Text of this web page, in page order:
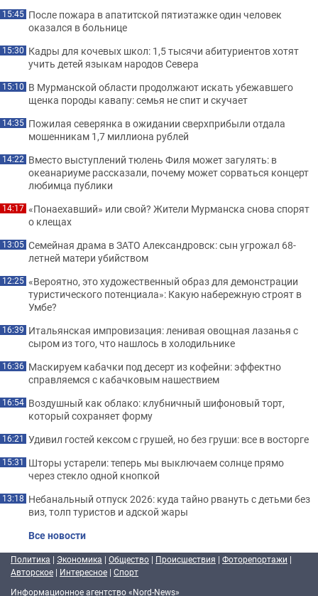
15:45 После пожара в апатитской пятиэтажке один человек
оказался в больнице
15:30 Кадры для кочевых школ: 1,5 тысячи абитуриентов хотят
учить детей языкам народов Севера
15:10 В Мурманской области продолжают искать убежавшего
щенка породы кавапу: семья не спит и скучает
14:35 Пожилая северянка в ожидании сверхприбыли отдала
мошенникам 1,7 миллиона рублей
14:22 Вместо выступлений тюлень Филя может загулять: в
океанариуме рассказали, почему может сорваться концерт
любимца публики
14:17 «Понаехавший» или свой? Жители Мурманска снова спорят
о клещах
13:05 Семейная драма в ЗАТО Александровск: сын угрожал 68-
летней матери убийством
12:25 «Вероятно, это художественный образ для демонстрации
туристического потенциала»: Какую набережную строят в
Умбе?
16:39 Итальянская импровизация: ленивая овощная лазанья с
сыром из того, что нашлось в холодильнике
16:36 Маскируем кабачки под десерт из кофейни: эффектно
справляемся с кабачковым нашествием
16:54 Воздушный как облако: клубничный шифоновый торт,
который сохраняет форму
16:21 Удивил гостей кексом с грушей, но без груши: все в восторге
15:31 Шторы устарели: теперь мы выключаем солнце прямо
через стекло одной кнопкой
13:18 Небанальный отпуск 2026: куда тайно рвануть с детьми без
виз, толп туристов и адской жары
Все новости
Политика | Экономика | Общество | Происшествия | Фоторепортажи |
Авторское | Интересное | Спорт
Информационное агентство «Nord-News»